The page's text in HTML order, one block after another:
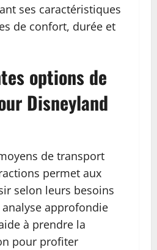
ses caractéristiques
de confort, durée et
options de
Disneyland
de transport
permet aux
selon leurs besoins
approfondie
à prendre la
pour profiter